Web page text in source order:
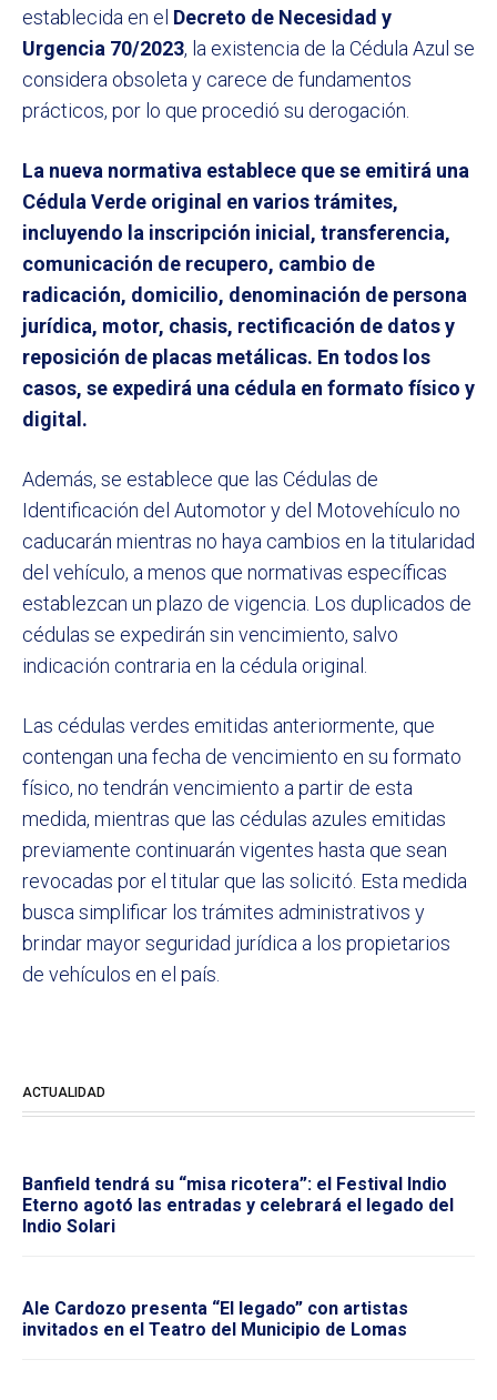
establecida en el Decreto de Necesidad y
Urgencia 70/2023, la existencia de la Cédula Azul se
considera obsoleta y carece de fundamentos
prácticos, por lo que procedió su derogación.
La nueva normativa establece que se emitirá una
Cédula Verde original en varios trámites,
incluyendo la inscripción inicial, transferencia,
comunicación de recupero, cambio de
radicación, domicilio, denominación de persona
jurídica, motor, chasis, rectificación de datos y
reposición de placas metálicas. En todos los
casos, se expedirá una cédula en formato físico y
digital.
Además, se establece que las Cédulas de
Identificación del Automotor y del Motovehículo no
caducarán mientras no haya cambios en la titularidad
del vehículo, a menos que normativas específicas
establezcan un plazo de vigencia. Los duplicados de
cédulas se expedirán sin vencimiento, salvo
indicación contraria en la cédula original.
Las cédulas verdes emitidas anteriormente, que
contengan una fecha de vencimiento en su formato
físico, no tendrán vencimiento a partir de esta
medida, mientras que las cédulas azules emitidas
previamente continuarán vigentes hasta que sean
revocadas por el titular que las solicitó. Esta medida
busca simplificar los trámites administrativos y
brindar mayor seguridad jurídica a los propietarios
de vehículos en el país.
ACTUALIDAD
Banfield tendrá su “misa ricotera”: el Festival Indio
Eterno agotó las entradas y celebrará el legado del
Indio Solari
Ale Cardozo presenta “El legado” con artistas
invitados en el Teatro del Municipio de Lomas